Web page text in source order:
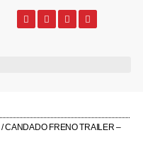
/ CANDADO FRENO TRAILER –